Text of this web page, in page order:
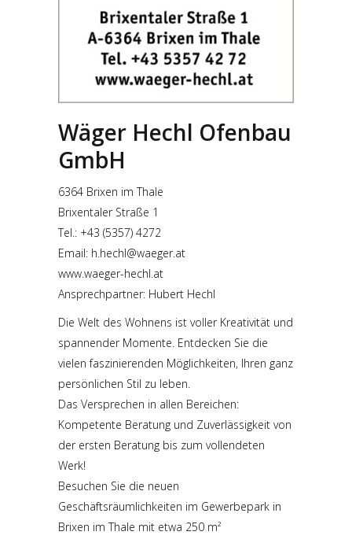
Wäger Hechl Ofenbau
GmbH
6364 Brixen im Thale
Brixentaler Straße 1
Tel.: +43 (5357) 4272
Email: h.hechl@waeger.at
www.waeger-hechl.at
Ansprechpartner: Hubert Hechl
Die Welt des Wohnens ist voller Kreativität und
spannender Momente. Entdecken Sie die
vielen faszinierenden Möglichkeiten, Ihren ganz
persönlichen Stil zu leben.
Das Versprechen in allen Bereichen:
Kompetente Beratung und Zuverlässigkeit von
der ersten Beratung bis zum vollendeten
Werk!
Besuchen Sie die neuen
Geschäftsräumlichkeiten im Gewerbepark in
Brixen im Thale mit etwa 250 m²